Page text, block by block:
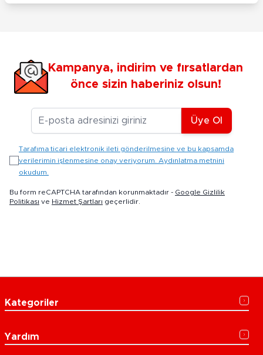
Kampanya, indirim ve fırsatlardan
önce sizin haberiniz olsun!
E-posta Adresiniz
Üye Ol
Tarafıma ticari elektronik ileti gönderilmesine ve bu kapsamda
verilerimin işlenmesine onay veriyorum. Aydınlatma metnini
okudum.
Bu form reCAPTCHA tarafından korunmaktadır - Google Gizlilik
Politikası ve Hizmet Şartları geçerlidir.
Kategoriler
Yardım